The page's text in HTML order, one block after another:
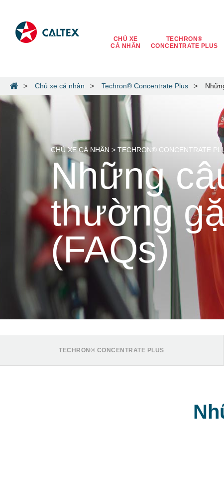
CHỦ XE
CÁ NHÂN
TECHRON®
CONCENTRATE PLUS
Chủ xe cá nhân Techron® Concentrate Plus
CHỦ XE CÁ NHÂN > TECHRON® CONCENTRATE
Những
thường
(FAQs)
TECHRON® CONCENTRATE PLUS